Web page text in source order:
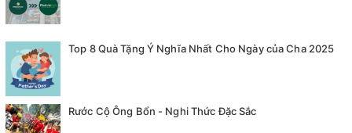
Top 8 Quà Tặng Ý Nghĩa Nhất Cho Ngày của Cha 2025
Rước Cộ Ông Bổn - Nghi Thức Đặc Sắc